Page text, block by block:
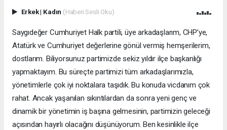
Erkek| Kadın (Haberi Sesli Oku)
Saygıdeğer Cumhuriyet Halk partili, üye arkadaşlarım, CHP’ye,
Atatürk ve Cumhuriyet değerlerine gönül vermiş hemşerilerim,
dostlarım. Biliyorsunuz partimizde sekiz yıldır ilçe başkanlığı
yapmaktayım. Bu süreçte partimizi tüm arkadaşlarımızla,
yönetimlerle çok iyi noktalara taşıdık. Bu konuda vicdanım çok
rahat. Ancak yaşanılan sıkıntılardan da sonra yeni genç ve
dinamik bir yönetimin iş başına gelmesinin, partimizin geleceği
açısından hayırlı olacağını düşünüyorum. Ben kesinlikle ilçe